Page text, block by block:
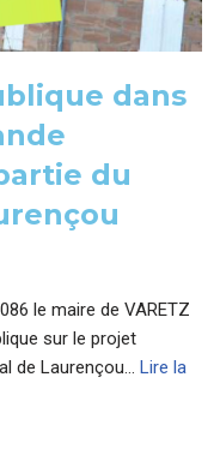
dans
du
le maire de VARETZ
sur le projet
de Laurençou… Lire la